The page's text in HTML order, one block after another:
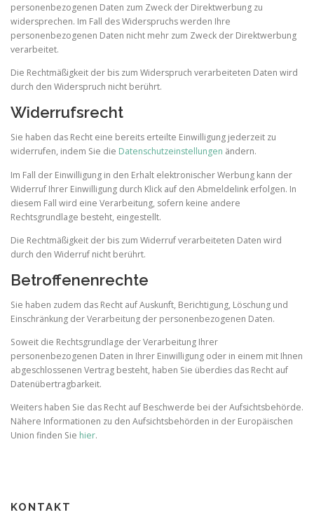
personenbezogenen Daten zum Zweck der Direktwerbung zu
widersprechen. Im Fall des Widerspruchs werden Ihre
personenbezogenen Daten nicht mehr zum Zweck der Direktwerbung
verarbeitet.
Die Rechtmäßigkeit der bis zum Widerspruch verarbeiteten Daten wird
durch den Widerspruch nicht berührt.
Widerrufsrecht
Sie haben das Recht eine bereits erteilte Einwilligung jederzeit zu
widerrufen, indem Sie die Datenschutzeinstellungen ändern.
Im Fall der Einwilligung in den Erhalt elektronischer Werbung kann der
Widerruf Ihrer Einwilligung durch Klick auf den Abmeldelink erfolgen. In
diesem Fall wird eine Verarbeitung, sofern keine andere
Rechtsgrundlage besteht, eingestellt.
Die Rechtmäßigkeit der bis zum Widerruf verarbeiteten Daten wird
durch den Widerruf nicht berührt.
Betroffenenrechte
Sie haben zudem das Recht auf Auskunft, Berichtigung, Löschung und
Einschränkung der Verarbeitung der personenbezogenen Daten.
Soweit die Rechtsgrundlage der Verarbeitung Ihrer
personenbezogenen Daten in Ihrer Einwilligung oder in einem mit Ihnen
abgeschlossenen Vertrag besteht, haben Sie überdies das Recht auf
Datenübertragbarkeit.
Weiters haben Sie das Recht auf Beschwerde bei der Aufsichtsbehörde.
Nähere Informationen zu den Aufsichtsbehörden in der Europäischen
Union finden Sie hier.
KONTAKT